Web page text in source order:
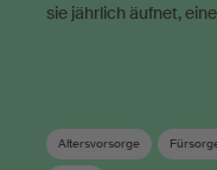
sie jährlich äufnet,
Altersvorsorge